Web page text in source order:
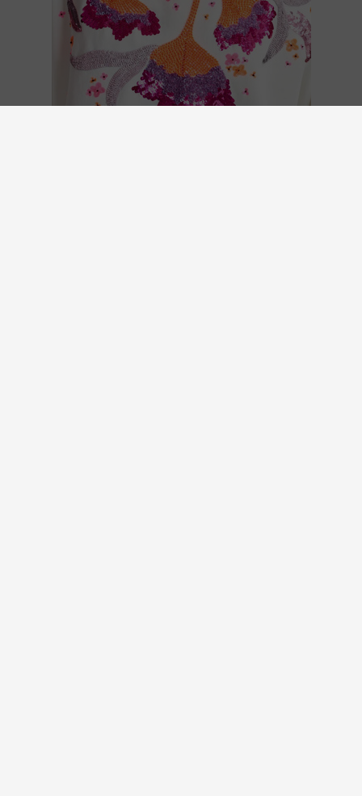
© 2026 CARMI -
KLARER E-COMMERCE INNERHEALB DER EU MIT ODR-
INFOMATIONSPLATTFORM.
WEBSITE BY